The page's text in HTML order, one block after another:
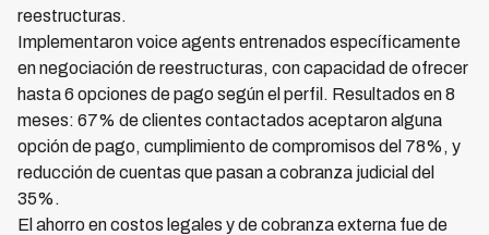
reestructuras.
Implementaron voice agents entrenados específicamente
en negociación de reestructuras, con capacidad de ofrecer
hasta 6 opciones de pago según el perfil. Resultados en 8
meses: 67% de clientes contactados aceptaron alguna
opción de pago, cumplimiento de compromisos del 78%, y
reducción de cuentas que pasan a cobranza judicial del
35%.
El ahorro en costos legales y de cobranza externa fue de